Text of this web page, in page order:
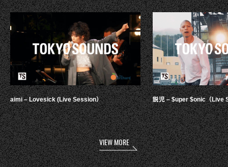
aimi – Lovesick (Live Session） 鋭児 – $uper $onic（Live
VIEW MORE